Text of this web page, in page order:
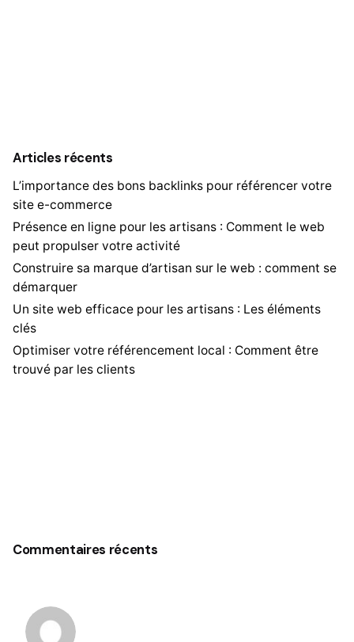
Articles récents
L’importance des bons backlinks pour référencer votre
site e-commerce
Présence en ligne pour les artisans : Comment le web
peut propulser votre activité
Construire sa marque d’artisan sur le web : comment se
démarquer
Un site web efficace pour les artisans : Les éléments
clés
Optimiser votre référencement local : Comment être
trouvé par les clients
Commentaires récents